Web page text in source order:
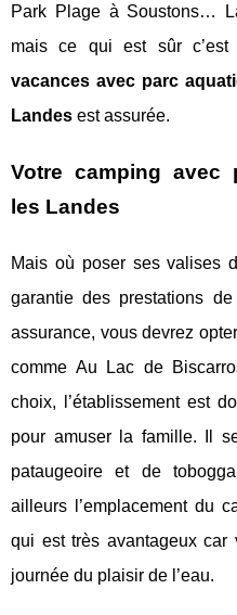
Park Plage à Soustons…
mais ce qui est sûr
vacances avec parc
Landes est assurée.
Votre camping avec
les Landes
Mais où poser ses valises
garantie des prestations
assurance, vous devrez
comme Au Lac de
choix, l’établissement est
pour amuser la famille. Il
pataugeoire et de
ailleurs l’emplacement du
qui est très avantageux
journée du plaisir de l’eau.